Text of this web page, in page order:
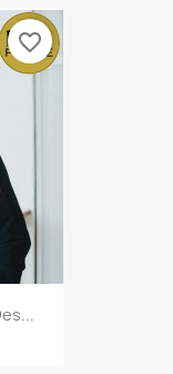
favorite_border